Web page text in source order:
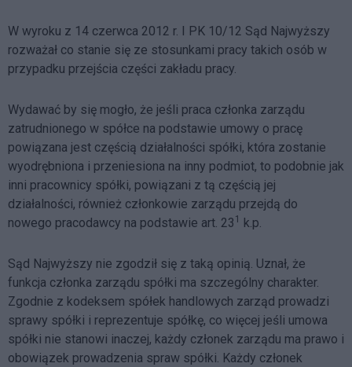
W wyroku z 14 czerwca 2012 r. I PK 10/12 Sąd Najwyższy
rozważał co stanie się ze stosunkami pracy takich osób w
przypadku przejścia części zakładu pracy.
Wydawać by się mogło, że jeśli praca członka zarządu
zatrudnionego w spółce na podstawie umowy o pracę
powiązana jest częścią działalności spółki, która zostanie
wyodrębniona i przeniesiona na inny podmiot, to podobnie jak
inni pracownicy spółki, powiązani z tą częścią jej
działalności, również członkowie zarządu przejdą do
nowego pracodawcy na podstawie art. 23 1 k.p.
Sąd Najwyższy nie zgodził się z taką opinią. Uznał, że
funkcja członka zarządu spółki ma szczególny charakter.
Zgodnie z kodeksem spółek handlowych zarząd prowadzi
sprawy spółki i reprezentuje spółkę, co więcej jeśli umowa
spółki nie stanowi inaczej, każdy członek zarządu ma prawo i
obowiązek prowadzenia spraw spółki. Każdy członek